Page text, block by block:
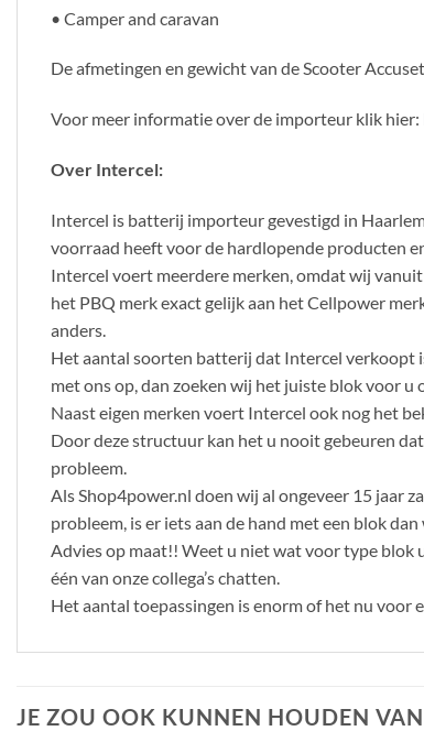
• Camper and caravan
De afmetingen en gewicht van de Scooter
Voor meer informatie over de importeur klik hier:
Over Intercel:
Intercel is batterij importeur gevestigd in
voorraad heeft voor de hardlopende producten
Intercel voert meerdere merken, omdat wij
het PBQ merk exact gelijk aan het Cellpower
anders.
Het aantal soorten batterij dat Intercel verkoopt
met ons op, dan zoeken wij het juiste blok voor u
Naast eigen merken voert Intercel ook nog het
Door deze structuur kan het u nooit gebeuren
probleem.
Als Shop4power.nl doen wij al ongeveer 15 jaar
probleem, is er iets aan de hand met een blok
Advies op maat!! Weet u niet wat voor type blok
één van onze collega’s chatten.
Het aantal toepassingen is enorm of het nu voor
JE ZOU OOK KUNNEN HOUDEN